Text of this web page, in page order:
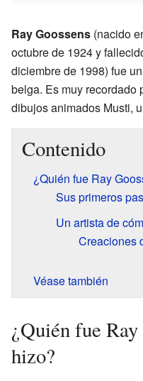
Ray Goossens (nacido
octubre de 1924 y
diciembre de 1998) fue
belga. Es muy recordado
dibujos animados Musti,
Contenido
¿Quién fue Ray
Sus primeros
Un artista de
Creaciones
Véase también
¿Quién fue Ray
hizo?